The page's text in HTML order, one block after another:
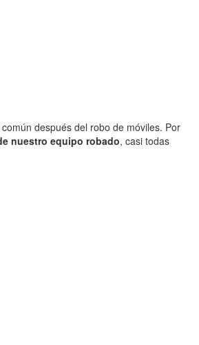
después del robo de móviles. Por
nuestro equipo robado, casi todas